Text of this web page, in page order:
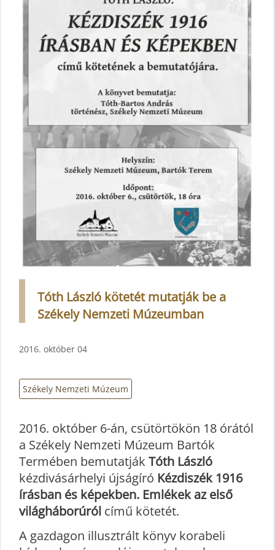
Tóth László kötetét mutatják be a
Székely Nemzeti Múzeumban
2016. október 04
Székely Nemzeti Múzeum
2016. október 6-án, csütörtökön 18 órától
a Székely Nemzeti Múzeum Bartók
Termében bemutatják Tóth László
kézdivásárhelyi újságíró Kézdiszék 1916
írásban és képekben. Emlékek az első
világháborúról című kötetét.
A gazdagon illusztrált könyv korabeli